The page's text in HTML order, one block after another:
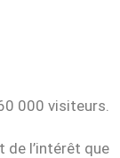
000 visiteurs.
de l’intérêt que